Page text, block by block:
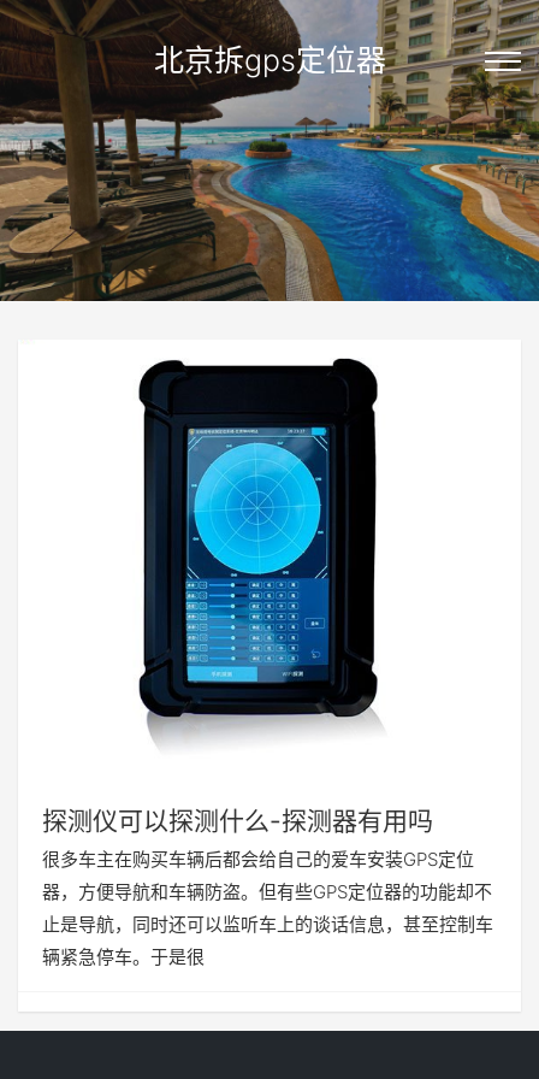
北京拆gps定位器
探测仪可以探测什么-探测器有用吗
很多车主在购买车辆后都会给自己的爱车安装GPS定位
器，方便导航和车辆防盗。但有些GPS定位器的功能却不
止是导航，同时还可以监听车上的谈话信息，甚至控制车
辆紧急停车。于是很